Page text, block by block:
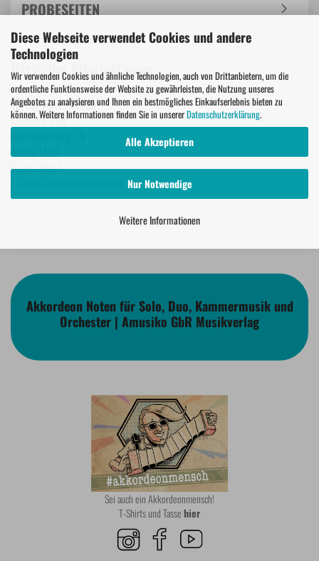
Diese Webseite verwendet Cookies und andere
Technologien
Wir verwenden Cookies und ähnliche Technologien, auch von Drittanbietern, um die
ordentliche Funktionsweise der Website zu gewährleisten, die Nutzung unseres
Angebotes zu analysieren und Ihnen ein bestmögliches Einkaufserlebnis bieten zu
können. Weitere Informationen finden Sie in unsererDatenschutzerklärung.
Alle Akzeptieren
Nur Notwendige
Weitere Informationen
PROBESEITEN
Hersteller Informationen
Verlag Purzelbaum
Amusiko GbR
45772 Marl
Deutschland
Akkordeon Noten für Solo, Duo, Kammermusik und
Orchester | Amusiko GbR Musikverlag
Sei auch ein Akkordeonmensch!
T-Shirts und Tassehier